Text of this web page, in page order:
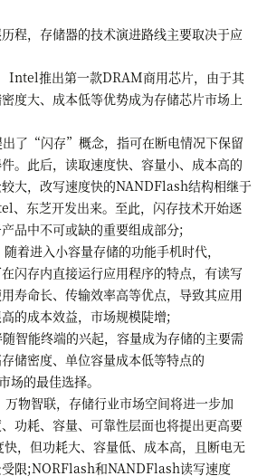
，存储器的技术演进路线主要取决于应
推出第一款DRAM商用芯片，由于其
度大、成本低等优势成为存储芯片市场上
了“闪存”概念，指可在断电情况下保留
。此后，读取速度快、容量小、成本高的
大，改写速度快的NANDFlash结构相继于
、东芝开发出来。至此，闪存技术开始逐
品中不可或缺的重要组成部分;
进入小容量存储的功能手机时代，
闪存内直接运行应用程序的特点，有读写
寿命长、传输效率高等优点，导致其应用
的成本效益，市场规模陡增;
能终端的兴起，容量成为存储的主要需
储密度、单位容量成本低等特点的
的最佳选择。
物智联，存储行业市场空间将进一步加
功耗、容量、可靠性层面也将提出更高要
，但功耗大、容量低、成本高，且断电无
限;NORFlash和NANDFlash读写速度